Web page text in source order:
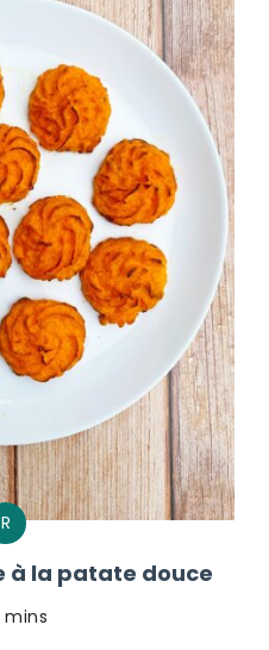
R
à la patate douce
mins